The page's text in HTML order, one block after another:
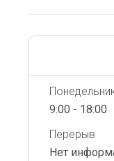
9:00 - 18:00
Перерыв
Нет